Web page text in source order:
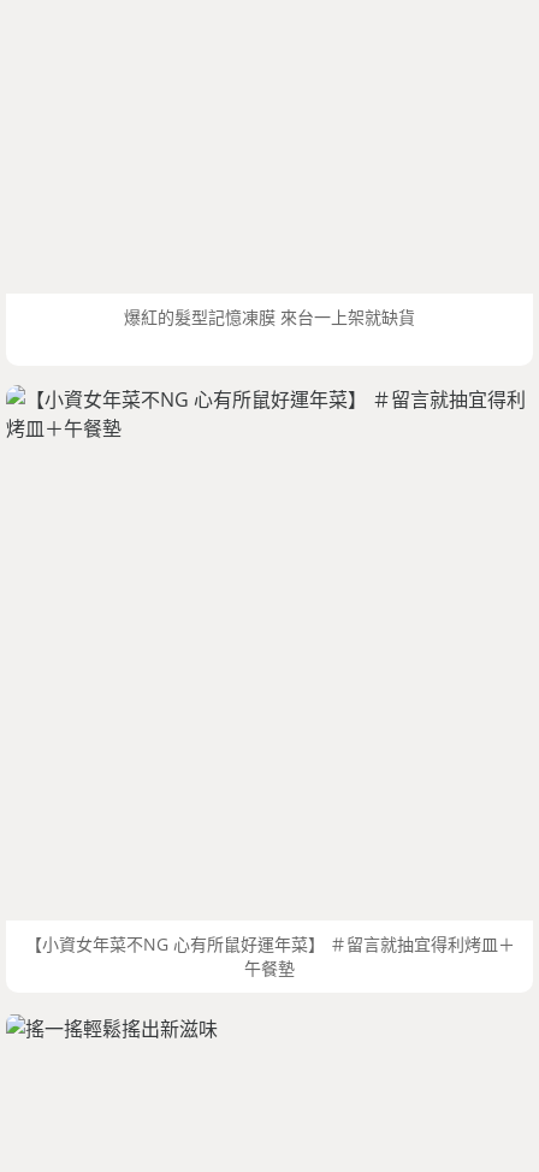
爆紅的髮型記憶凍膜 來台一上架就缺貨
【小資女年菜不NG 心有所鼠好運年菜】 ＃留言就抽宜得利烤皿＋
午餐墊